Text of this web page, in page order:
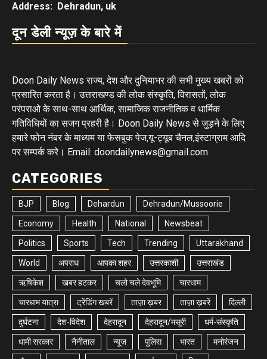
Address: Dehradun, uk
दून डेली न्यूज़ के बारे में
Doon Daily News राज्य, देश और दुनियाभर की सभी मुख्य खबरों को
प्रसारित करता है। उत्तराखण्ड की लोक संस्कृति, विरासतों, लोक
परंपराओ के साथ-साथ आर्थिक, सामाजिक राजनीतिक व धार्मिक
गतिविधियों का सजग प्रहरी है। Doon Daily News से जुड़ने के लिए
हमारे फोन नंबर के माध्यम या फेसबुक पेज,यू-ट्यूब चैनल,इंस्टाग्राम आदि
पर सम्पर्क करे। Email: doondailynews@gmail.com
CATEGORIES
BJP Blog Dehardun Dehradun/Mussoorie
Economy Health National Newsbeat
Politics Sports Tech Trending Uttarakhand
World अपराध आपका शहर उत्तरकाशी उत्तराखंड
ऋषिकेश खबर हटकर चलो चले देवभूमि चारधाम
चारधाम यात्रा ट्रेंडिंग खबरें ताज़ा ख़बर ताज़ा ख़बरें दिल्ली
दुर्घटना देश-विदेश देहरादून देहरादून/मसूरी धर्म-संस्कृति
धामी सरकार नैनीताल न्यूज़ पुलिस भारत मनोरंजन